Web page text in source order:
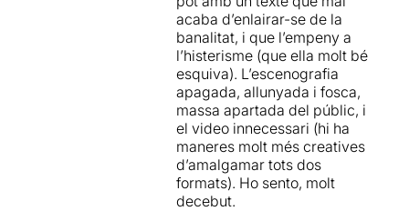
acaba d’enlairar-se de la
banalitat, i que l’empeny a
l’histerisme (que ella molt bé
esquiva). L’escenografia
apagada, allunyada i fosca,
massa apartada del públic, i
el video innecessari (hi ha
maneres molt més creatives
d’amalgamar tots dos
formats). Ho sento, molt
decebut.